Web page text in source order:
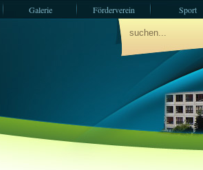
Galerie Förderverein Sport
Herzlich willkommen
auf der Internetseite
der Hörselbergschule